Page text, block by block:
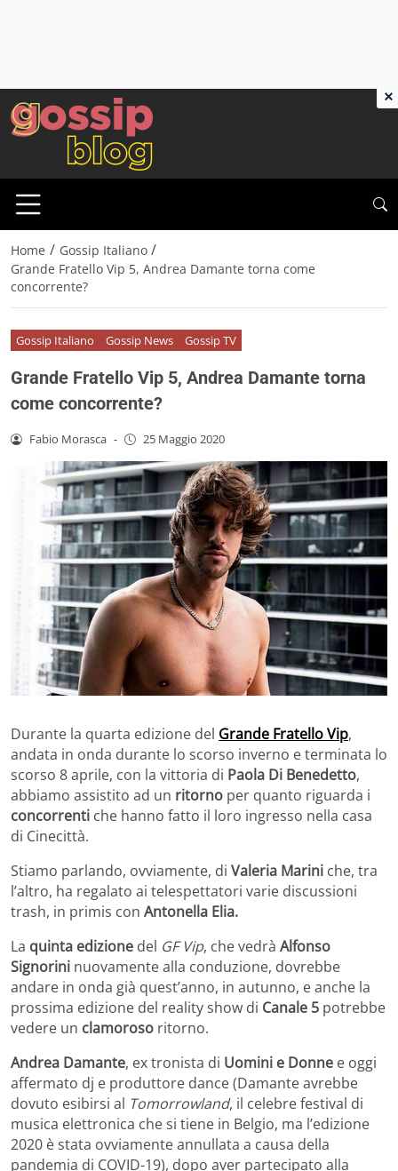
Home / Gossip Italiano /
Grande Fratello Vip 5, Andrea Damante torna come
concorrente?
Gossip Italiano Gossip News Gossip TV
Grande Fratello Vip 5, Andrea Damante torna
come concorrente?
Fabio Morasca - 25 Maggio 2020
Durante la quarta edizione del Grande Fratello Vip,
andata in onda durante lo scorso inverno e terminata lo
scorso 8 aprile, con la vittoria di Paola Di Benedetto,
abbiamo assistito ad un ritorno per quanto riguarda i
concorrenti che hanno fatto il loro ingresso nella casa
di Cinecittà.
Stiamo parlando, ovviamente, di Valeria Marini che, tra
l’altro, ha regalato ai telespettatori varie discussioni
trash, in primis con Antonella Elia.
La quinta edizione del GF Vip, che vedrà Alfonso
Signorini nuovamente alla conduzione, dovrebbe
andare in onda già quest’anno, in autunno, e anche la
prossima edizione del reality show di Canale 5 potrebbe
vedere un clamoroso ritorno.
Andrea Damante, ex tronista di Uomini e Donne e oggi
affermato dj e produttore dance (Damante avrebbe
dovuto esibirsi al Tomorrowland, il celebre festival di
musica elettronica che si tiene in Belgio, ma l’edizione
2020 è stata ovviamente annullata a causa della
pandemia di COVID-19), dopo aver partecipato alla
×